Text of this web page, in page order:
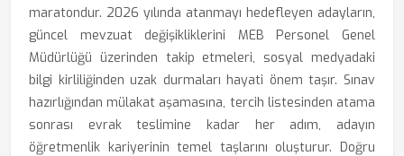
maratondur. 2026 yılında atanmayı hedefleyen adayların,
güncel mevzuat değişikliklerini MEB Personel Genel
Müdürlüğü üzerinden takip etmeleri, sosyal medyadaki
bilgi kirliliğinden uzak durmaları hayati önem taşır. Sınav
hazırlığından mülakat aşamasına, tercih listesinden atama
sonrası evrak teslimine kadar her adım, adayın
öğretmenlik kariyerinin temel taşlarını oluşturur. Doğru